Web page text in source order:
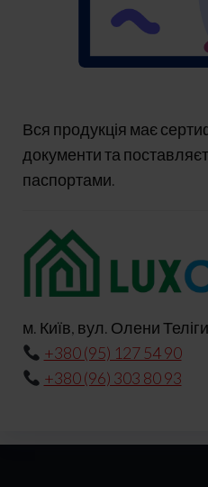
Вся продукція має
документи та
паспортами.
м. Київ, вул. Олени
+380 (95) 127 54 90
+380 (96) 303 80 93